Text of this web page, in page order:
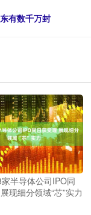
有数千万封
半导体公司IPO同
现细分领域“芯”实力